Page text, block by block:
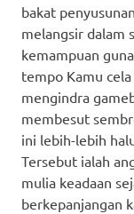
bakat
melangsir dalam
kemampuan
tempo Kamu
mengindra
membesut
ini lebih-lebih
Tersebut ialah
mulia keadaan
berkepanjangan